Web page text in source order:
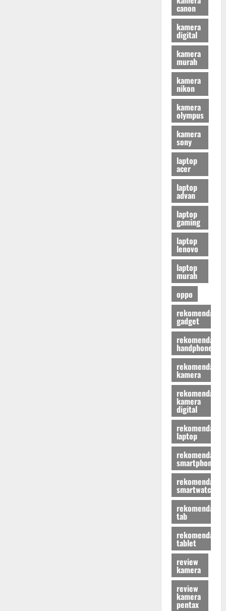
canon
kamera
digital
kamera
murah
kamera
nikon
kamera
olympus
kamera
sony
laptop
acer
laptop
advan
laptop
gaming
laptop
lenovo
laptop
murah
oppo
rekomendasi
gadget
rekomendasi
handphone
rekomendasi
kamera
rekomendasi
kamera
digital
rekomendasi
laptop
rekomendasi
smartphone
rekomendasi
smartwatch
rekomendasi
tab
rekomendasi
tablet
review
kamera
review
kamera
pentax